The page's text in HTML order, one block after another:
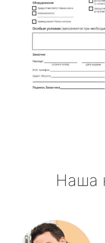
Наша